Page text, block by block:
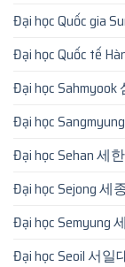
Đại học Quốc gia
Đại học Quốc tế
Đại học
Đại học
Đại học Sehan 세
Đại học Sejong 세
Đại học Semyung
Đại học Seoil 서일